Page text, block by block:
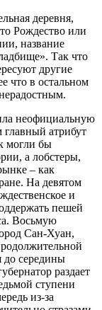
деревня,
Рождество или
название
Так что
другие
что в остальном
неофициальную
атрибут
могли бы
а лобстеры,
– как
На девятом
и
пешей
Восьмую
Сан-Хуан,
до середины
раздает
ступени
из-за